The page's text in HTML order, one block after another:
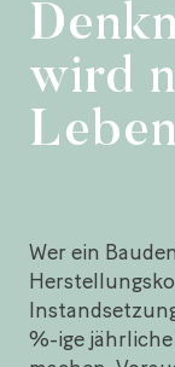
wird
Wer ein
%-ige